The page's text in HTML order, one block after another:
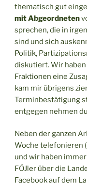
thematisch gut
mit Abgeordneten
sprechen, die in
sind und sich
Politik,
diskutiert. Wir
Fraktionen eine
kam mir übrigens
Terminbestätigung
entgegen nehmen
Neben der ganzen
Woche telefonieren
und wir haben
FÖJler über die
Facebook auf dem